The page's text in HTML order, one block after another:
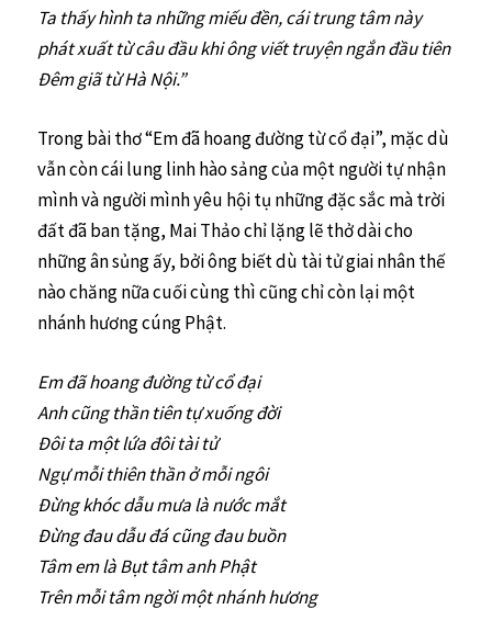
Ta thấy hình ta những miếu đền, cái trung tâm này
phát xuất từ câu đầu khi ông viết truyện ngắn đầu tiên
Đêm giã từ Hà Nội.”
Trong bài thơ “Em đã hoang đường từ cổ đại”, mặc dù
vẫn còn cái lung linh hào sảng của một người tự nhận
mình và người mình yêu hội tụ những đặc sắc mà trời
đất đã ban tặng, Mai Thảo chỉ lặng lẽ thở dài cho
những ân sủng ấy, bởi ông biết dù tài tử giai nhân thế
nào chăng nữa cuối cùng thì cũng chỉ còn lại một
nhánh hương cúng Phật.
Em đã hoang đường từ cổ đại
Anh cũng thần tiên tự xuống đời
Đôi ta một lứa đôi tài tử
Ngự mỗi thiên thần ở mỗi ngôi
Đừng khóc dẫu mưa là nước mắt
Đừng đau dẫu đá cũng đau buồn
Tâm em là Bụt tâm anh Phật
Trên mỗi tâm ngời một nhánh hương